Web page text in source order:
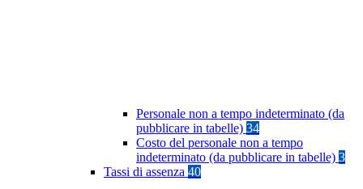
Personale non a tempo indeterminato (da
pubblicare in tabelle) 34
Costo del personale non a tempo
indeterminato (da pubblicare in tabelle) 3
Tassi di assenza 40